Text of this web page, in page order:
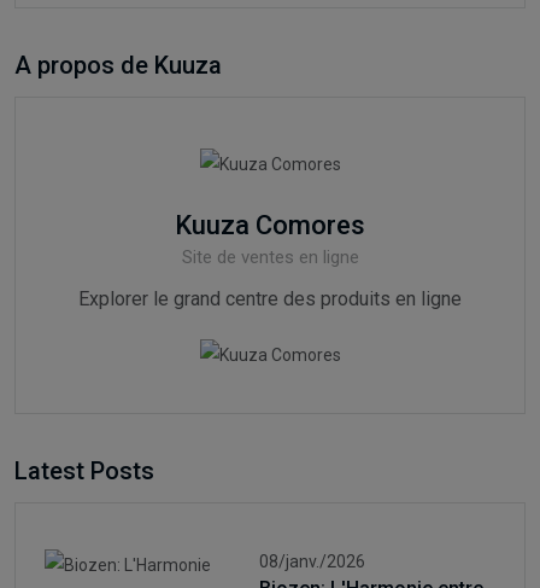
A propos de Kuuza
Kuuza Comores
Site de ventes en ligne
Explorer le grand centre des produits en ligne
Latest Posts
08/janv./2026